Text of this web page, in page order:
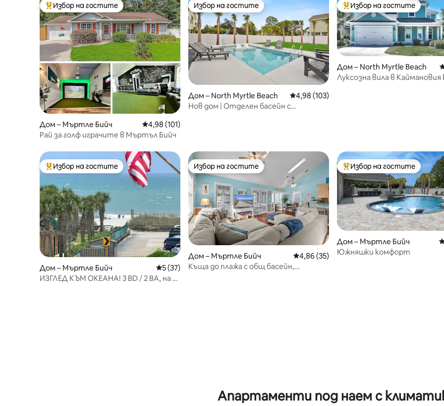
Най-популярен избор на гостите
Избор на гостите
Дом – Мъртле Бийч Средна оценка: 4,98 от 5, 101 отзива
4,98 (101)
Рай за голф играчите в Мъртъл Бийч
Избор на гостите
Избор на гостите
Дом – North Myrtle Beach Средна оценка: 4,98 от 5, 103 отзива
4,98 (103)
Нов дом | Отделен басейн с
Най-популярен избор на
Избор на гостите
Дом – North Myrtle Beach
Луксозна вила в
Най-популярен избор на гостите
Избор на гостите
Дом – Мъртле Бийч Средна оценка: 5 от 5, 37 отзива
5 (37)
ИЗГЛЕД КЪМ ОКЕАНА! 3 BD / 2 BA, на 3
Избор на гостите
Избор на гостите
Дом – Мъртле Бийч Средна оценка: 4,86 от 5, 35 отзива
4,86 (35)
Къща до плажа с общ басейн,
Най-популярен избор на
Избор на гостите
Дом – Мъртле Бийч
Южняшки комфорт
Апартаменти под наем с